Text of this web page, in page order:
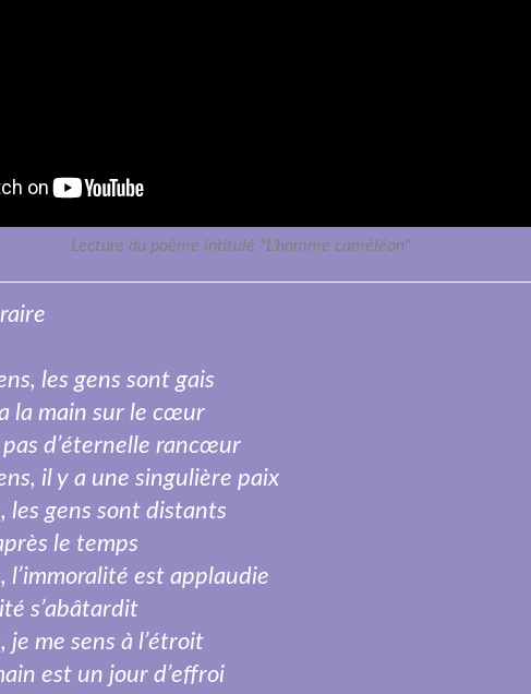
Lecture du poème intitulé "L'homme caméléon"
les gens sont gais
a la main sur le cœur
pas d’éternelle rancœur
il y a une singulière paix
les gens sont distants
le temps
l’immoralité est applaudie
s’abâtardit
je me sens à l’étroit
est un jour d’effroi